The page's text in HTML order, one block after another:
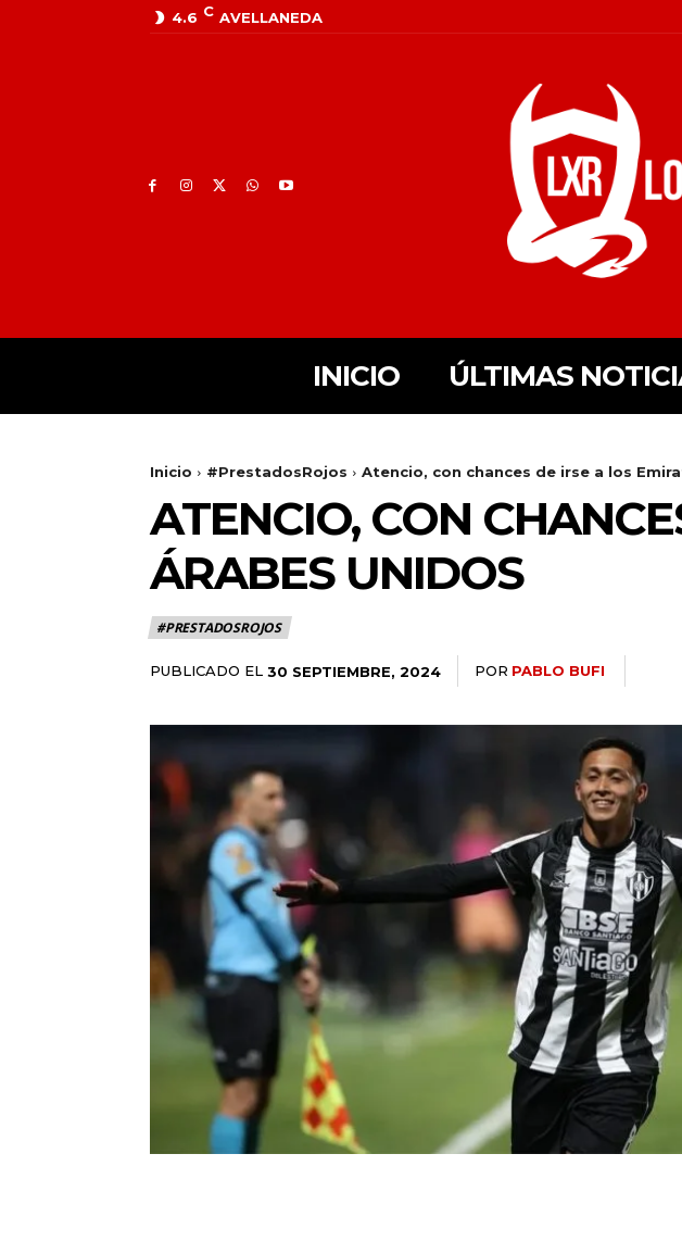
4.6 C AVELLANEDA
INICIO ÚLTIMAS
Inicio #PrestadosRojos Atencio, con chances de irse a los
ATENCIO, CON
ÁRABES UNIDOS
#PRESTADOSROJOS
PUBLICADO EL 30 SEPTIEMBRE, 2024 POR PABLO BUFI